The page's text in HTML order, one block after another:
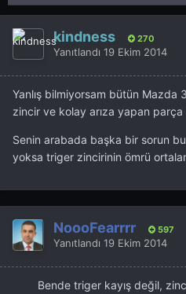
kindness 270
Yanıtlandı 19 Ekim 2014
Yanlış bilmiyorsam bütün Mazda
zincir ve kolay arıza yapan
Senin arabada başka bir sorun
yoksa triger zincirinin ömrü
NoooFearrrr 597
Yanıtlandı 19 Ekim 2014
Bende triger kayış değil,